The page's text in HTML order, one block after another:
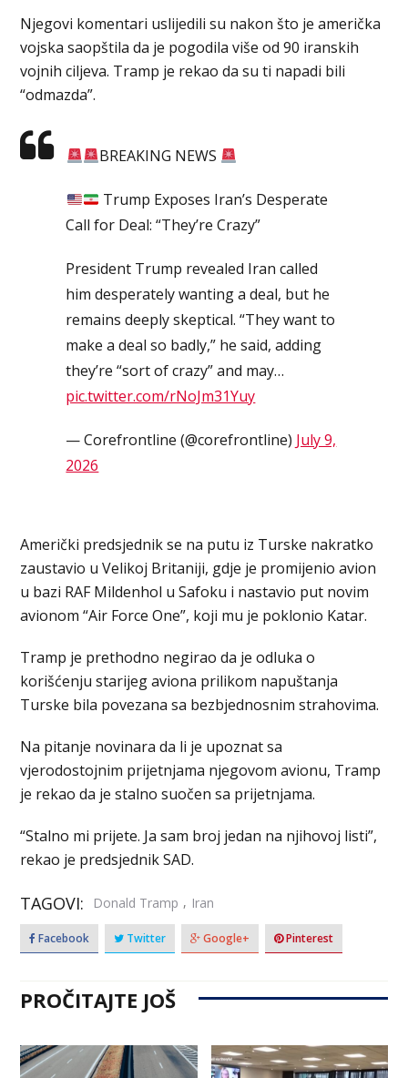
Njegovi komentari uslijedili su nakon što je američka
vojska saopštila da je pogodila više od 90 iranskih
vojnih ciljeva. Tramp je rekao da su ti napadi bili
“odmazda”.
BREAKING NEWS
Trump Exposes Iran’s Desperate
Call for Deal: “They’re Crazy”
President Trump revealed Iran called
him desperately wanting a deal, but he
remains deeply skeptical. “They want to
make a deal so badly,” he said, adding
they’re “sort of crazy” and may…
pic.twitter.com/rNoJm31Yuy
— Corefrontline (@corefrontline) July 9,
2026
Američki predsjednik se na putu iz Turske nakratko
zaustavio u Velikoj Britaniji, gdje je promijenio avion
u bazi RAF Mildenhol u Safoku i nastavio put novim
avionom “Air Force One”, koji mu je poklonio Katar.
Tramp je prethodno negirao da je odluka o
korišćenju starijeg aviona prilikom napuštanja
Turske bila povezana sa bezbjednosnim strahovima.
Na pitanje novinara da li je upoznat sa
vjerodostojnim prijetnjama njegovom avionu, Tramp
je rekao da je stalno suočen sa prijetnjama.
“Stalno mi prijete. Ja sam broj jedan na njihovoj listi”,
rekao je predsjednik SAD.
TAGOVI: Donald Tramp , Iran
Facebook Twitter Google+ Pinterest
PROČITAJTE JOŠ